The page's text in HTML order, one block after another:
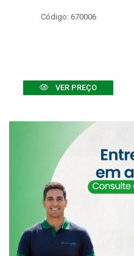
Código: 670006
VER PREÇO